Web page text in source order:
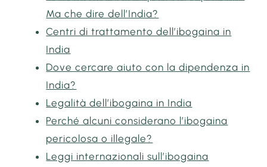
Ma che dire dell’India?
Centri di trattamento dell’ibogaina in
India
Dove cercare aiuto con la dipendenza in
India?
Legalità dell’ibogaina in India
Perché alcuni considerano l’ibogaina
pericolosa o illegale?
Leggi internazionali sull’ibogaina